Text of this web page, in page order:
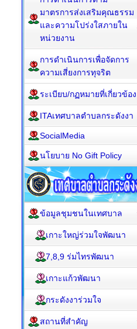
มาตรการส่งเสริมคุณธรรม
และความโปร่งใสภายใน
หน่วยงาน
การดำเนินการเพื่อจัดการ
ความเสี่ยงการทุจริต
ระเบียบ/กฏหมายที่เกี่ยวข้อง
ITAเทศบาลตำบลกระดังงา
SocialMedia
นโยบาย No Gift Policy
ข้อมูลชุมชนในเทศบาล
เกาะใหญ่ร่วมใจพัฒนา
7,8,9 ร่มไทรพัฒนา
เกาะแก้วพัฒนา
กระดังงาร่วมใจ
สถานที่สำคัญ